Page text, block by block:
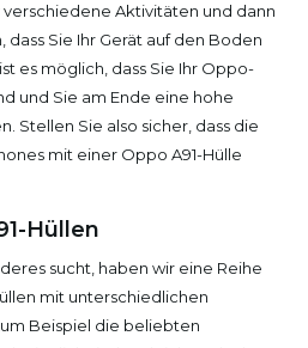
Aktivitäten und dann
dass Sie Ihr Gerät auf den Boden
es möglich, dass Sie Ihr Oppo-
und Sie am Ende eine hohe
Stellen Sie also sicher, dass die
mit einer Oppo A91-Hülle
Hüllen
sucht, haben wir eine Reihe
mit unterschiedlichen
Beispiel die beliebten